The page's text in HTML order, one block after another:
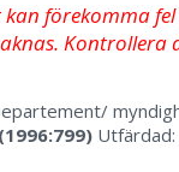
kan förekomma
Kontrollera
Utfärdad: